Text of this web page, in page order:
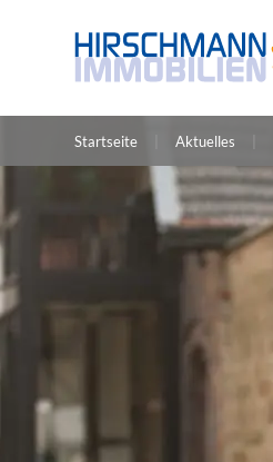
Startseite Aktuelles